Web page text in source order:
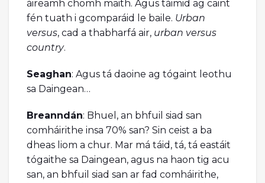
áireamh chomh maith. Agus táimid ag caint
fén tuath i gcomparáid le baile. Urban
versus, cad a thabharfá air, urban versus
country.
Seaghan: Agus tá daoine ag tógaint leothu
sa Daingean…
Breanndán: Bhuel, an bhfuil siad san
comháirithe insa 70% san? Sin ceist a ba
dheas liom a chur. Mar má táid, tá, tá eastáit
tógaithe sa Daingean, agus na haon tig acu
san, an bhfuil siad san ar fad comháirithe,